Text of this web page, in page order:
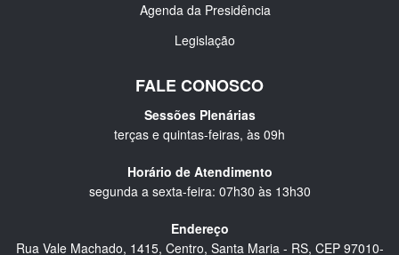
Agenda da Presidência
Legislação
FALE CONOSCO
Sessões Plenárias
terças e quintas-feiras, às 09h
Horário de Atendimento
segunda a sexta-feira: 07h30 às 13h30
Endereço
Rua Vale Machado, 1415, Centro, Santa Maria - RS, CEP 97010-